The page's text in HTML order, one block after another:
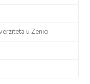
u Zenici